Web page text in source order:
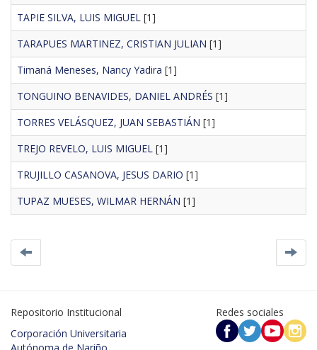
TAPIE SILVA, LUIS MIGUEL [1]
TARAPUES MARTINEZ, CRISTIAN JULIAN [1]
Timaná Meneses, Nancy Yadira [1]
TONGUINO BENAVIDES, DANIEL ANDRÉS [1]
TORRES VELÁSQUEZ, JUAN SEBASTIÁN [1]
TREJO REVELO, LUIS MIGUEL [1]
TRUJILLO CASANOVA, JESUS DARIO [1]
TUPAZ MUESES, WILMAR HERNÁN [1]
Repositorio Institucional
Corporación Universitaria
Redes sociales